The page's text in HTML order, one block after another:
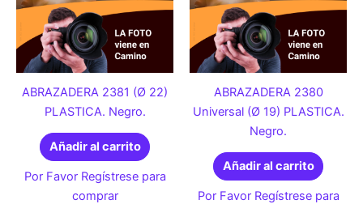
ABRAZADERA 2381 (Ø 22)
PLASTICA. Negro.
Añadir al carrito
Por Favor Regístrese para
comprar
ABRAZADERA 2380
Universal (Ø 19) PLASTICA.
Negro.
Añadir al carrito
Por Favor Regístrese para